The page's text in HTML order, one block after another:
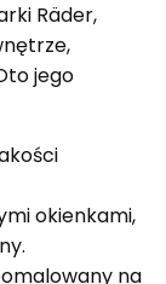
Räder,
jego
okienkami,
na